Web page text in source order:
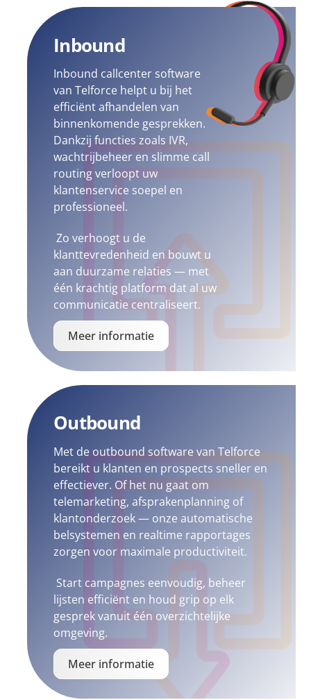
Inbound
Inbound callcenter software
van Telforce helpt u bij het
efficiënt afhandelen van
binnenkomende gesprekken.
Dankzij functies zoals IVR,
wachtrijbeheer en slimme call
routing verloopt uw
klantenservice soepel en
professioneel.
Zo verhoogt u de
klanttevredenheid en bouwt u
aan duurzame relaties — met
één krachtig platform dat al uw
communicatie centraliseert.
Meer informatie
Outbound
Met de outbound software van Telforce
bereikt u klanten en prospects sneller en
effectiever. Of het nu gaat om
telemarketing, afsprakenplanning of
klantonderzoek — onze automatische
belsystemen en realtime rapportages
zorgen voor maximale productiviteit.
Start campagnes eenvoudig, beheer
lijsten efficiënt en houd grip op elk
gesprek vanuit één overzichtelijke
omgeving.
Meer informatie